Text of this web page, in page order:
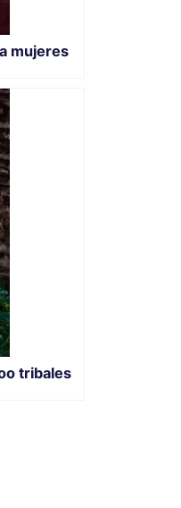
mujeres
tribales